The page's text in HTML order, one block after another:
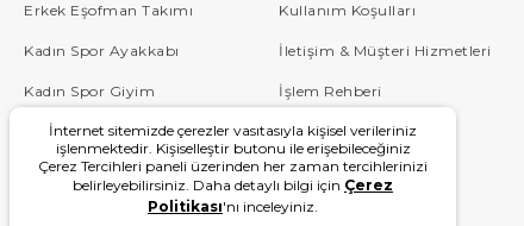
Erkek Eşofman Takımı
Kadın Spor Ayakkabı
Kadın Spor Giyim
Çocuk
Blog
Kullanım Koşulları
İletişim & Müşteri Hizmetleri
İşlem Rehberi
Sipariş Takip
Sıkça Sorulan Sorular
Kampanyalar
İnternet sitemizde çerezler vasıtasıyla kişisel verileriniz
işlenmektedir. Kişiselleştir butonu ile erişebileceğiniz
Çerez Tercihleri paneli üzerinden her zaman tercihlerinizi
belirleyebilirsiniz. Daha detaylı bilgi için Çerez
Politikası'nı inceleyiniz.